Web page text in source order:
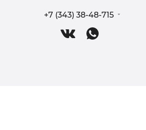
+7 (343) 38-48-715